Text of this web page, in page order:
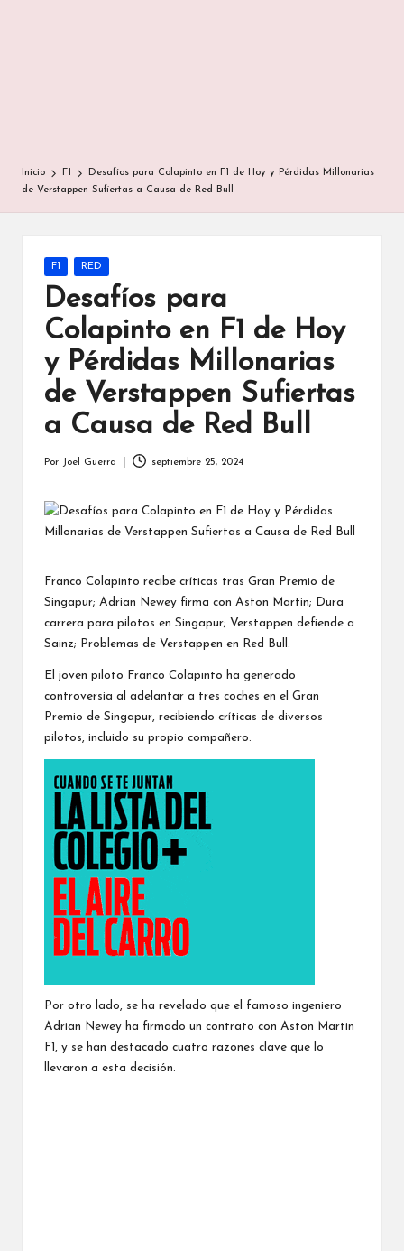
Inicio F1
Desafíos para Colapinto en F1 de Hoy y Pérdidas Millonarias
de Verstappen Sufiertas a Causa de Red Bull
Publicada
en
F1 RED
Desafíos para
Colapinto en F1 de Hoy
y Pérdidas Millonarias
de Verstappen Sufiertas
a Causa de Red Bull
Por Joel Guerra septiembre 25, 2024
Franco Colapinto recibe críticas tras Gran Premio de
Singapur; Adrian Newey firma con Aston Martin; Dura
carrera para pilotos en Singapur; Verstappen defiende a
Sainz; Problemas de Verstappen en Red Bull.
El joven piloto Franco Colapinto ha generado
controversia al adelantar a tres coches en el Gran
Premio de Singapur, recibiendo críticas de diversos
pilotos, incluido su propio compañero.
Por otro lado, se ha revelado que el famoso ingeniero
Adrian Newey ha firmado un contrato con Aston Martin
F1, y se han destacado cuatro razones clave que lo
llevaron a esta decisión.